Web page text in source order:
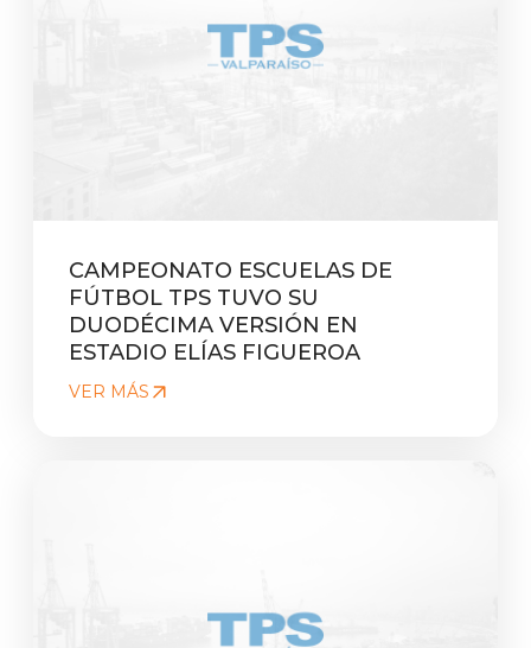
CAMPEONATO ESCUELAS DE
FÚTBOL TPS TUVO SU
DUODÉCIMA VERSIÓN EN
ESTADIO ELÍAS FIGUEROA
VER MÁS